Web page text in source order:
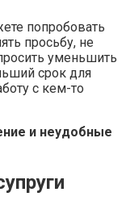
попробовать
просьбу, не
уменьшить
срок для
с кем-то
и неудобные